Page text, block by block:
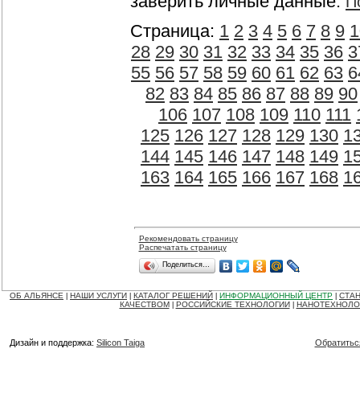
Страница: 1 2 3 4 5 6 7 8 9
28 29 30 31 32 33 34 35 36
55 56 57 58 59 60 61 62 63
82 83 84 85 86 87 88 89 90
106 107 108 109 110 111
125 126 127 128 129 130
144 145 146 147 148 149
163 164 165 166 167 168
Рекомендовать страницу
Распечатать страницу
Поделиться…
ОБ АЛЬЯНСЕ НАШИ УСЛУГИ КАТАЛОГ РЕШЕНИЙ ИНФОРМАЦИОННЫЙ ЦЕНТР
КАЧЕСТВОМ
РОССИЙСКИЕ ТЕХНОЛОГИИ
Дизайн и поддержка: Silicon Taiga